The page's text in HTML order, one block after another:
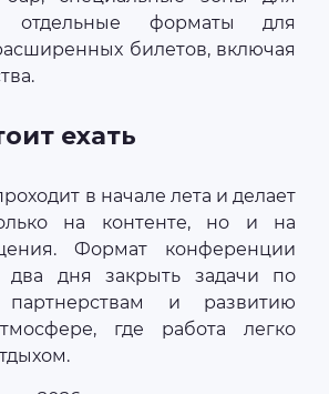
форматы для
билетов, включая
ехать
в начале лета и делает
на контенте, но и на
Формат конференции
два дня закрыть задачи по
партнерствам и развитию
где работа легко